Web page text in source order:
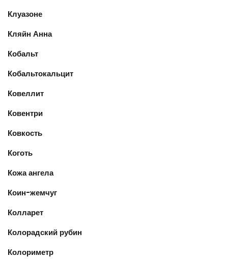
Клуазоне
Кляйн Анна
Кобальт
Кобальтокальцит
Ковеллит
Ковентри
Ковкость
Коготь
Кожа ангела
Коин-жемчуг
Колларет
Колорадский рубин
Колориметр